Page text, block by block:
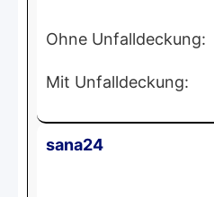
Ohne Unfalldeckung:
Mit Unfalldeckung:
sana24